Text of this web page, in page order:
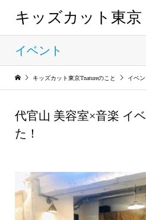
キッズカット東京
イベント
キッズカット東京Tnatureのこと イベン
代官山 美容室×音楽 イ
た！